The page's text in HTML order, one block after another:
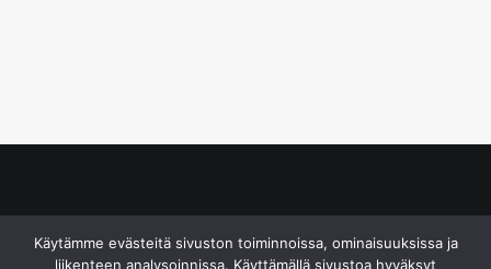
Käytämme evästeitä sivuston toiminnoissa, ominaisuuksissa ja
liikenteen analysoinnissa. Käyttämällä sivustoa hyväksyt